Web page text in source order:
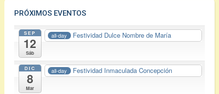
PRÓXIMOS EVENTOS
SEP
12
Sáb
all-day Festividad Dulce Nombre de María
DIC
8
Mar
all-day Festividad Inmaculada Concepción